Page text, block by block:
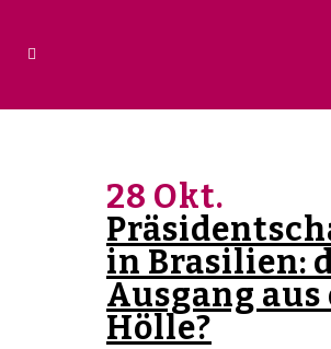
28 Okt.
in Brasilien:
Ausgang aus
Hölle?